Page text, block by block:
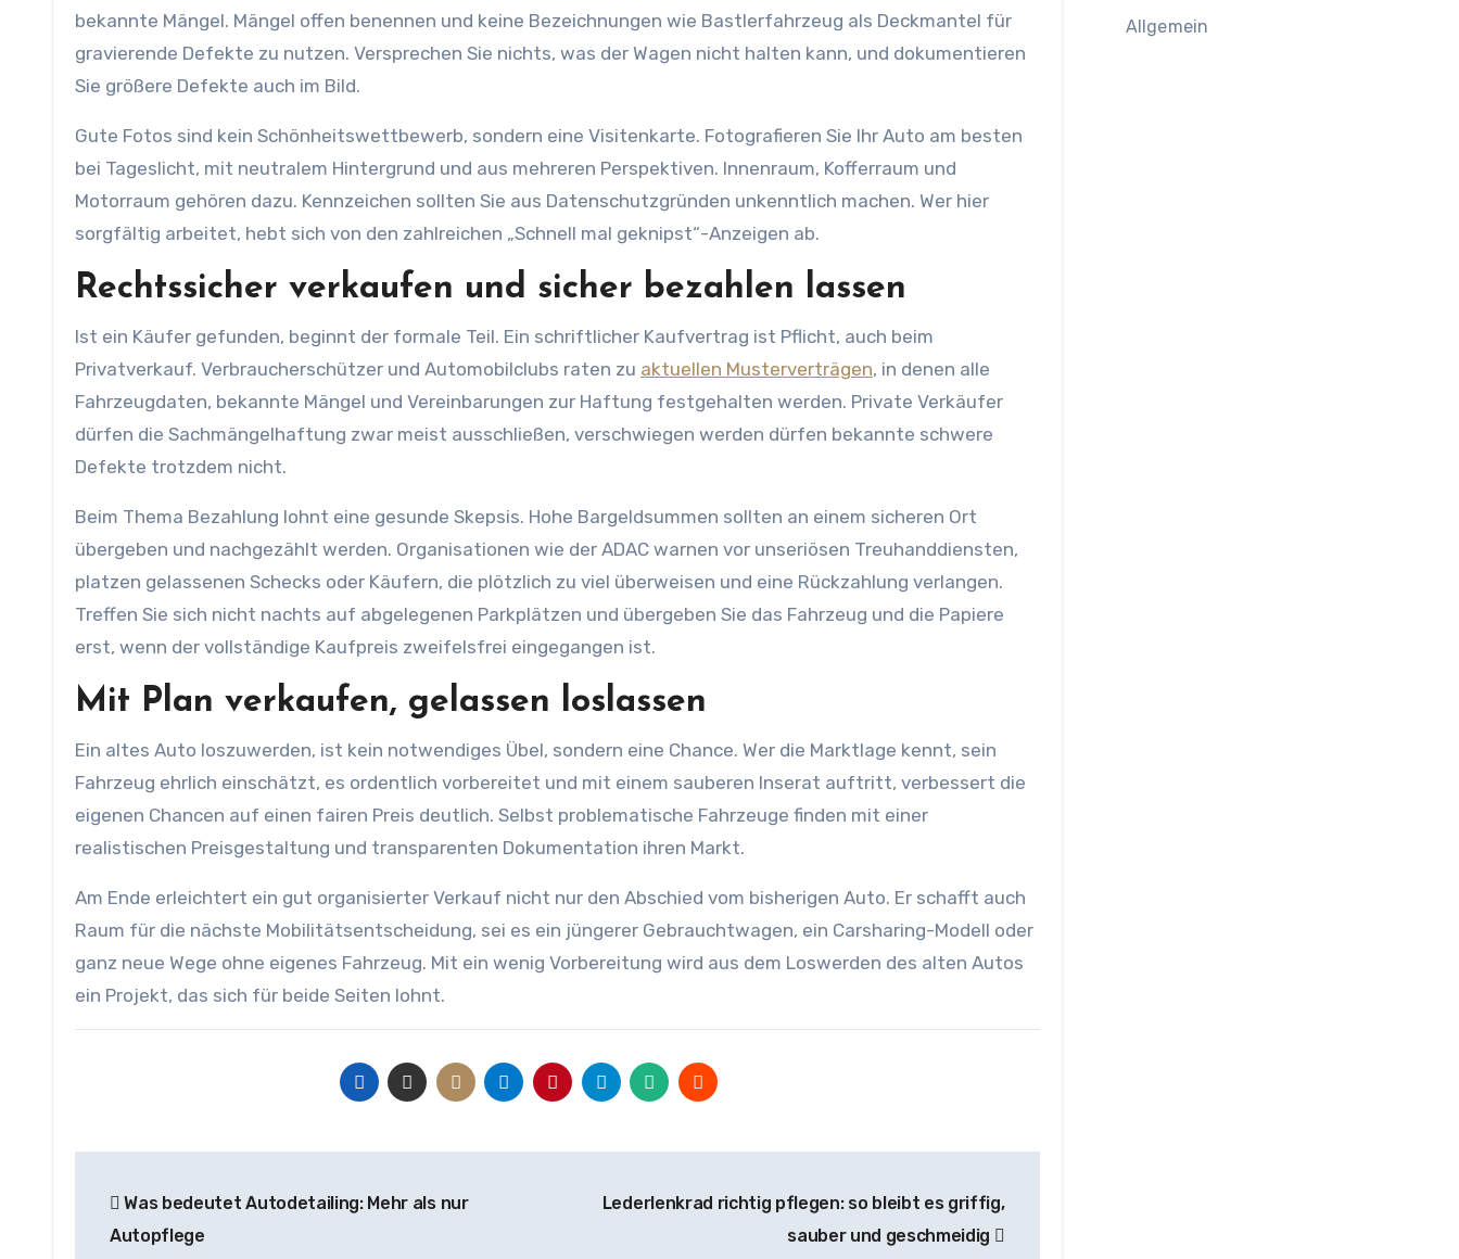
bekannte Mängel. Mängel offen benennen und keine Bezeichnungen wie Bastlerfahrzeug als Deckmantel für
gravierende Defekte zu nutzen. Versprechen Sie nichts, was der Wagen nicht halten kann, und dokumentieren
Sie größere Defekte auch im Bild.
Gute Fotos sind kein Schönheitswettbewerb, sondern eine Visitenkarte. Fotografieren Sie Ihr Auto am besten
bei Tageslicht, mit neutralem Hintergrund und aus mehreren Perspektiven. Innenraum, Kofferraum und
Motorraum gehören dazu. Kennzeichen sollten Sie aus Datenschutzgründen unkenntlich machen. Wer hier
sorgfältig arbeitet, hebt sich von den zahlreichen „Schnell mal geknipst“-Anzeigen ab.
Rechtssicher verkaufen und sicher bezahlen lassen
Ist ein Käufer gefunden, beginnt der formale Teil. Ein schriftlicher Kaufvertrag ist Pflicht, auch beim
Privatverkauf. Verbraucherschützer und Automobilclubs raten zu aktuellen Musterverträgen, in denen alle
Fahrzeugdaten, bekannte Mängel und Vereinbarungen zur Haftung festgehalten werden. Private Verkäufer
dürfen die Sachmängelhaftung zwar meist ausschließen, verschwiegen werden dürfen bekannte schwere
Defekte trotzdem nicht.
Beim Thema Bezahlung lohnt eine gesunde Skepsis. Hohe Bargeldsummen sollten an einem sicheren Ort
übergeben und nachgezählt werden. Organisationen wie der ADAC warnen vor unseriösen Treuhanddiensten,
platzen gelassenen Schecks oder Käufern, die plötzlich zu viel überweisen und eine Rückzahlung verlangen.
Treffen Sie sich nicht nachts auf abgelegenen Parkplätzen und übergeben Sie das Fahrzeug und die Papiere
erst, wenn der vollständige Kaufpreis zweifelsfrei eingegangen ist.
Mit Plan verkaufen, gelassen loslassen
Ein altes Auto loszuwerden, ist kein notwendiges Übel, sondern eine Chance. Wer die Marktlage kennt, sein
Fahrzeug ehrlich einschätzt, es ordentlich vorbereitet und mit einem sauberen Inserat auftritt, verbessert die
eigenen Chancen auf einen fairen Preis deutlich. Selbst problematische Fahrzeuge finden mit einer
realistischen Preisgestaltung und transparenten Dokumentation ihren Markt.
Am Ende erleichtert ein gut organisierter Verkauf nicht nur den Abschied vom bisherigen Auto. Er schafft auch
Raum für die nächste Mobilitätsentscheidung, sei es ein jüngerer Gebrauchtwagen, ein Carsharing-Modell oder
ganz neue Wege ohne eigenes Fahrzeug. Mit ein wenig Vorbereitung wird aus dem Loswerden des alten Autos
ein Projekt, das sich für beide Seiten lohnt.
Was bedeutet Autodetailing: Mehr als nur
Autopflege
Lederlenkrad richtig pflegen: so bleibt es griffig,
sauber und geschmeidig
Allgemein